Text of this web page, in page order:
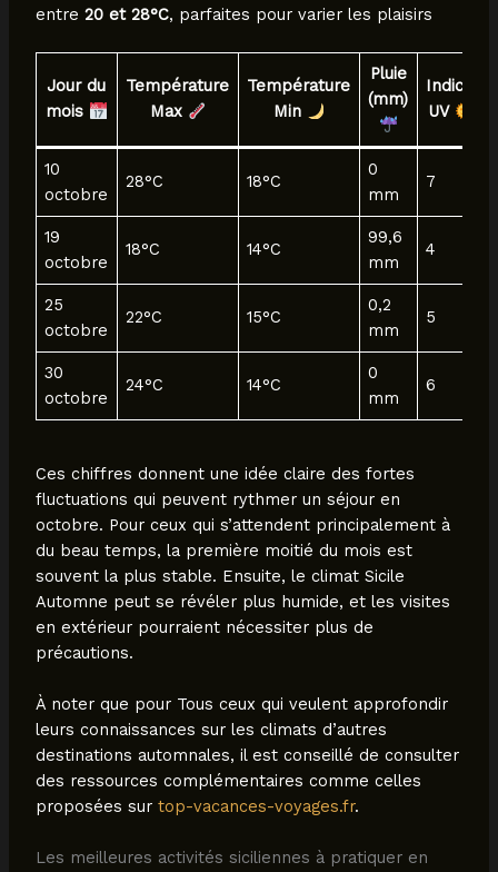
entre 20 et 28°C, parfaites pour varier les plaisirs
Jour du
mois
Température
Max
Température
Min
Pluie
(mm)
Indice
UV
10
octobre
28°C 18°C
0
mm
7
19
octobre
18°C 14°C
99,6
mm
4
25
octobre
22°C 15°C
0,2
mm
5
30
octobre
24°C 14°C
0
mm
6
Ces chiffres donnent une idée claire des fortes
fluctuations qui peuvent rythmer un séjour en
octobre. Pour ceux qui s’attendent principalement à
du beau temps, la première moitié du mois est
souvent la plus stable. Ensuite, le climat Sicile
Automne peut se révéler plus humide, et les visites
en extérieur pourraient nécessiter plus de
précautions.
À noter que pour Tous ceux qui veulent approfondir
leurs connaissances sur les climats d’autres
destinations automnales, il est conseillé de consulter
des ressources complémentaires comme celles
proposées sur top-vacances-voyages.fr.
Les meilleures activités siciliennes à pratiquer en